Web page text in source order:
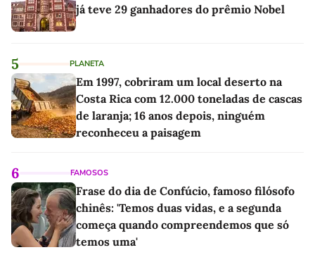
já teve 29 ganhadores do prêmio Nobel
5 PLANETA
Em 1997, cobriram um local deserto na
Costa Rica com 12.000 toneladas de cascas
de laranja; 16 anos depois, ninguém
reconheceu a paisagem
6 FAMOSOS
Frase do dia de Confúcio, famoso filósofo
chinês: 'Temos duas vidas, e a segunda
começa quando compreendemos que só
temos uma'